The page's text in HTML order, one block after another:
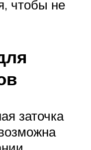
чтобы не
заточка